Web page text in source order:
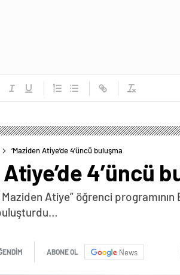
‘Maziden Atiye’de 4’üncü buluşma
Atiye’de 4’üncü
Maziden Atiye” öğrenci
ABONE OL News